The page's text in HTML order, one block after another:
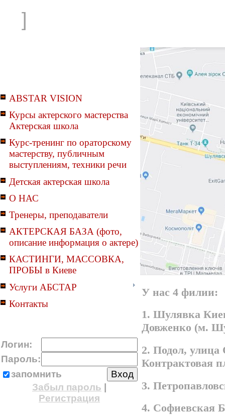
]
ABSTAR VISION
Курсы актерского мастерства
Актерская школа
Курс-тренинг по ораторскому
мастерству, публичным
выступлениям, техники речи
Детская актерская школа
О НАС
Тренеры, преподаватели
АКТЕРСКАЯ БАЗА (фото,
описание информация о актере)
КАСТИНГИ, МАССОВКА,
ПРОБЫ в Киеве
Услуги АБСТАР
Контакты
Логин:
Пароль:
запомнить
Забыл пароль
Регистрация
У нас 4 филии:
1. Шулявка
Довженко (м.
2. Подол,
Контрактовая
3.
4. Софиевская